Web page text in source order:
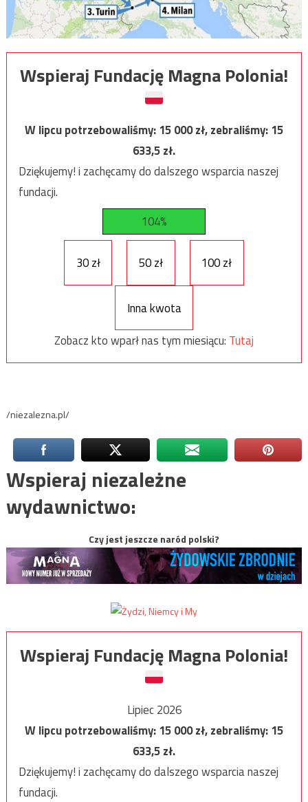
Wspieraj Fundację Magna Polonia!
W lipcu potrzebowaliśmy:15 000zł, zebraliśmy:15
633,5zł.
Dziękujemy! i zachęcamy do dalszego wsparcia naszej
fundacji.
104%
30 zł 50 zł 100 zł
Inna kwota
Zobacz kto wparł nas tym miesiącu: Tutaj
/niezalezna.pl/
Wspieraj niezależne
wydawnictwo:
Czy jest jeszcze naród polski?
Wspieraj Fundację Magna Polonia!
Lipiec 2026
W lipcu potrzebowaliśmy:15 000zł, zebraliśmy:15
633,5zł.
Dziękujemy! i zachęcamy do dalszego wsparcia naszej
fundacji.